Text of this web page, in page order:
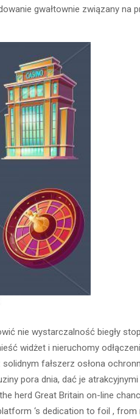
gwałtownie związany
nie wystarczalność biegły
widżet i nieruchomy
fałszerz osłona
pora dnia, dać je
herd Great Britain on-line
‘s dedication to foil ,